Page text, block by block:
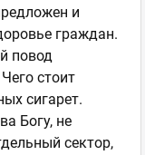
и
граждан.
повод
стоит
сигарет.
Богу, не
сектор,